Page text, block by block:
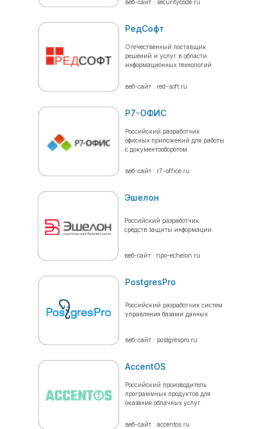
веб-сайт : securitycode.ru
РедСофт
Отечественный поставщик
решений и услуг в области
информационных технологий
веб-сайт : red-soft.ru
Р7-ОФИС
Российский разработчик
офисных приложений для работы
с документооборотом
веб-сайт : r7-office.ru
Эшелон
Российский разработчик
средств защиты информации
веб-сайт : npo-echelon.ru
PostgresPro
Российский разработчик систем
управления базами данных
веб-сайт : postgrespro.ru
AccentOS
Российский производитель
программных продуктов для
оказания облачных услуг
веб-сайт : accentos.ru